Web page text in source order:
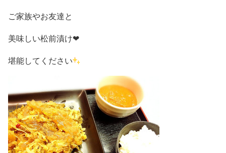
ご家族やお友達と
美味しい松前漬け❤
堪能してください